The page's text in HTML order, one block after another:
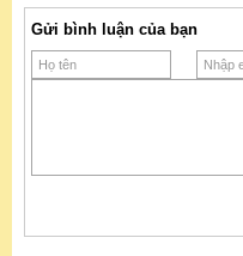
Gửi bình luận của bạn